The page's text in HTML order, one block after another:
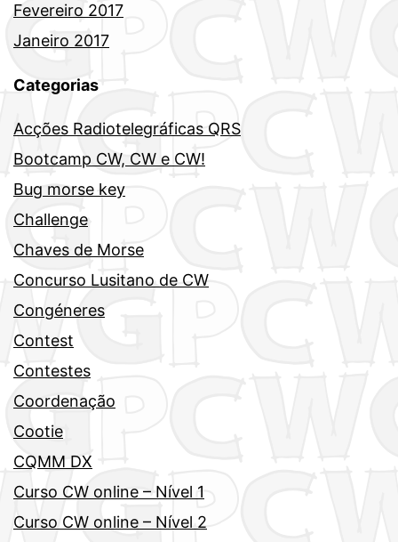
Fevereiro 2017
Janeiro 2017
Categorias
Acções Radiotelegráficas QRS
Bootcamp CW, CW e CW!
Bug morse key
Challenge
Chaves de Morse
Concurso Lusitano de CW
Congéneres
Contest
Contestes
Coordenação
Cootie
CQMM DX
Curso CW online – Nível 1
Curso CW online – Nível 2